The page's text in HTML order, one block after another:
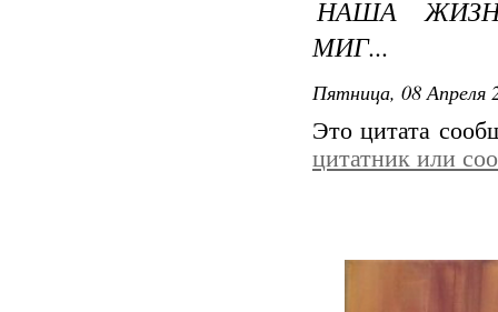
НАША
МИГ...
Пятница, 08 Апреля
Это цитата
цитатник или